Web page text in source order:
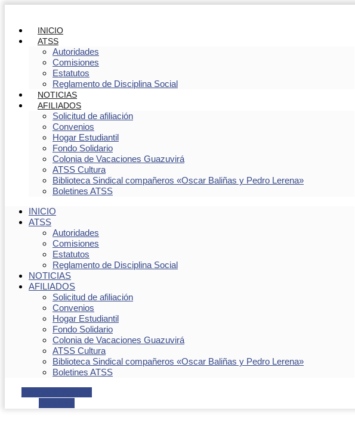
INICIO
ATSS
Autoridades
Comisiones
Estatutos
Reglamento de Disciplina Social
NOTICIAS
AFILIADOS
Solicitud de afiliación
Convenios
Hogar Estudiantil
Fondo Solidario
Colonia de Vacaciones Guazuvirá
ATSS Cultura
Biblioteca Sindical compañeros «Oscar Baliñas y Pedro Lerena»
Boletines ATSS
INICIO
ATSS
Autoridades
Comisiones
Estatutos
Reglamento de Disciplina Social
NOTICIAS
AFILIADOS
Solicitud de afiliación
Convenios
Hogar Estudiantil
Fondo Solidario
Colonia de Vacaciones Guazuvirá
ATSS Cultura
Biblioteca Sindical compañeros «Oscar Baliñas y Pedro Lerena»
Boletines ATSS